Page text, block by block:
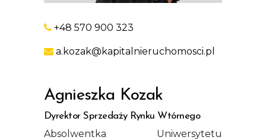
+48 570 900 323
a.kozak@kapitalnieruchomosci.pl
Agnieszka Kozak
Dyrektor Sprzedaży Rynku Wtórnego
Absolwentka Uniwersytetu